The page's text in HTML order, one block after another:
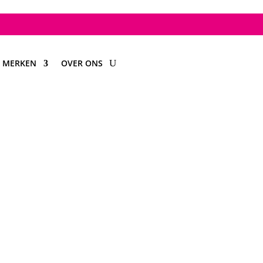
MERKEN OVER ONS